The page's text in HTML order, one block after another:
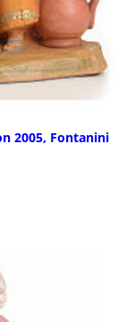
2005, Fontanini